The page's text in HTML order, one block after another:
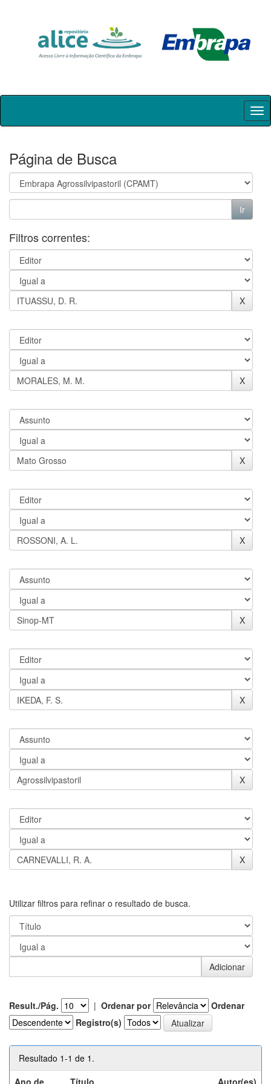
Skip
Página de Busca
Filtros correntes:
Utilizar filtros para refinar o resultado de busca.
Result./Pág. | Ordenar por
Ordenar
Registro(s)
Resultado 1-1 de 1.
Ano de
Título Autor(es)